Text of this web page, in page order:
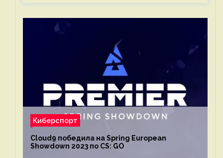
Киберспорт
Cloud9 победила на Spring European
Showdown 2023 по CS: GO